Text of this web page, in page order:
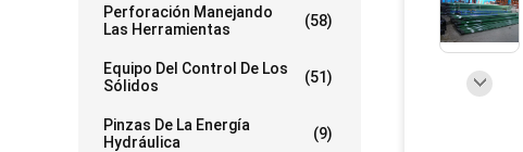
Perforación Manejando
Las Herramientas
(58)
Equipo Del Control De Los
Sólidos
(51)
Pinzas De La Energía
Hydráulica
(9)